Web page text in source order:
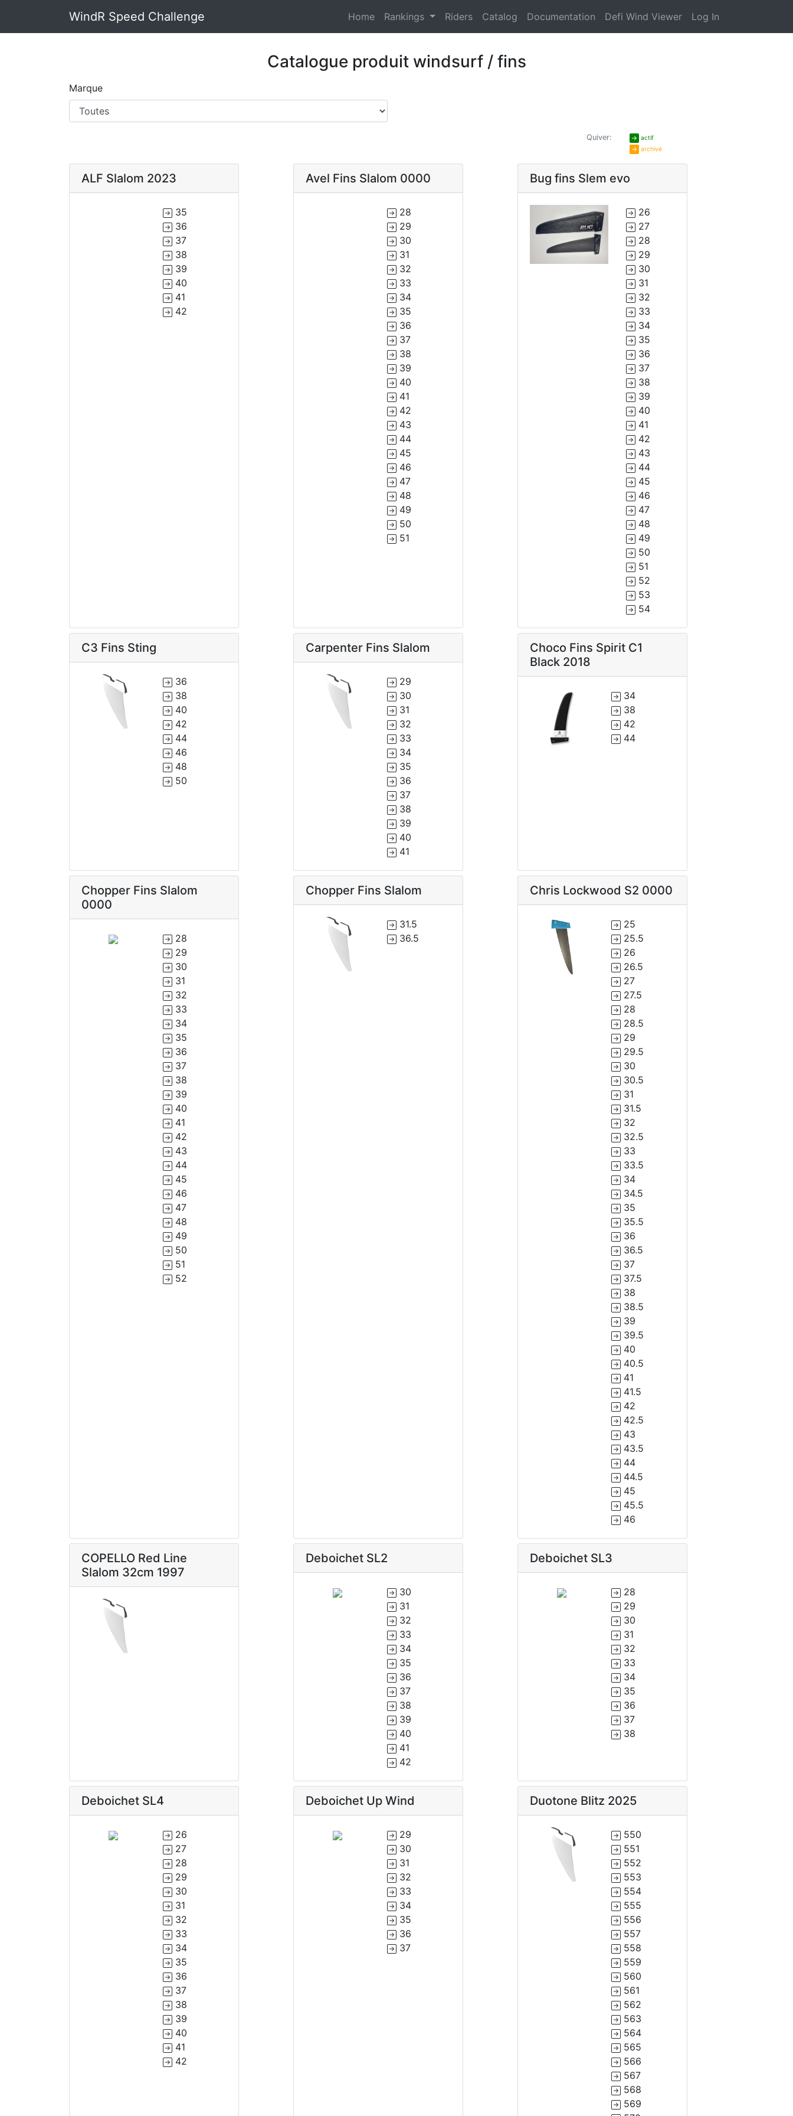
WindR Speed Challenge Home(current)
Rankings Riders Catalog Documentation Defi Wind Viewer Log In
Catalogue produit windsurf / fins
Marque
Quiver:
actif
archivé
ALF Slalom 2023
35
36
37
38
39
40
41
42
Avel Fins Slalom 0000
28
29
30
31
32
33
34
35
36
37
38
39
40
41
42
43
44
45
46
47
48
49
50
51
Bug fins Slem evo
26
27
28
29
30
31
32
33
34
35
36
37
38
39
40
41
42
43
44
45
46
47
48
49
50
51
52
53
54
C3 Fins Sting
36
38
40
42
44
46
48
50
Carpenter Fins Slalom
29
30
31
32
33
34
35
36
37
38
39
40
41
Choco Fins Spirit C1
Black 2018
34
38
42
44
Chopper Fins Slalom
0000
28
29
30
31
32
33
34
35
36
37
38
39
40
41
42
43
44
45
46
47
48
49
50
51
52
Chopper Fins Slalom
31.5
36.5
Chris Lockwood S2 0000
25
25.5
26
26.5
27
27.5
28
28.5
29
29.5
30
30.5
31
31.5
32
32.5
33
33.5
34
34.5
35
35.5
36
36.5
37
37.5
38
38.5
39
39.5
40
40.5
41
41.5
42
42.5
43
43.5
44
44.5
45
45.5
46
COPELLO Red Line
Slalom 32cm 1997
Deboichet SL2
30
31
32
33
34
35
36
37
38
39
40
41
42
Deboichet SL3
28
29
30
31
32
33
34
35
36
37
38
Deboichet SL4
26
27
28
29
30
31
32
33
34
35
36
37
38
39
40
41
42
Deboichet Up Wind
29
30
31
32
33
34
35
36
37
Duotone Blitz 2025
550
551
552
553
554
555
556
557
558
559
560
561
562
563
564
565
566
567
568
569